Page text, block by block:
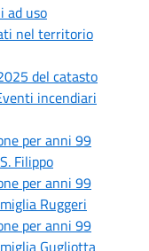
ad uso
nel territorio
del catasto
incendiari
per anni 99
Filippo
per anni 99
Ruggeri
per anni 99
Gugliotta